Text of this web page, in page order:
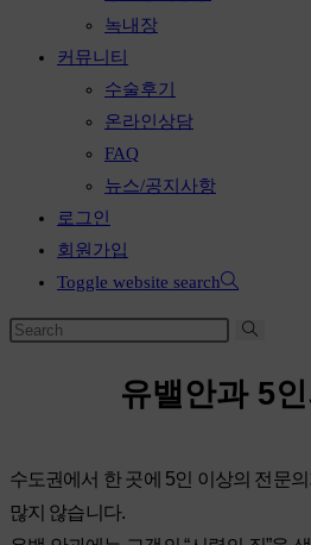
녹내장
커뮤니티
수술후기
온라인상담
FAQ
뉴스/공지사항
로그인
회원가입
Toggle website search
유밸안과 5
수도권에서 한 곳에 5인 이상의 전문
많지 않습니다.